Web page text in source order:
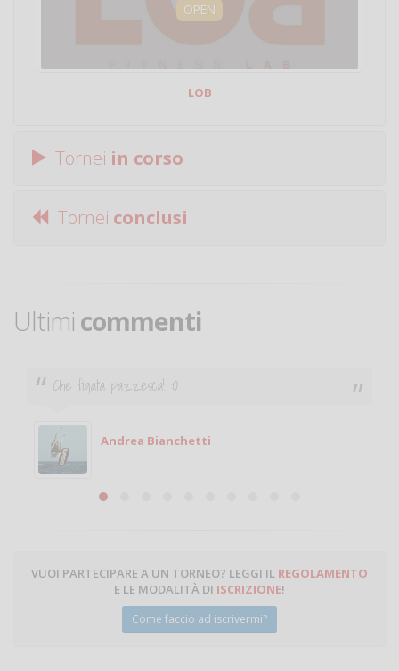
OPEN
LOB
Tornei in corso
Tornei conclusi
Ultimi commenti
Che figata pazzesca! :O
Andrea Bianchetti
VUOI PARTECIPARE A UN TORNEO? LEGGI IL REGOLAMENTO
E LE MODALITÀ DI ISCRIZIONE!
Come faccio ad iscrivermi?